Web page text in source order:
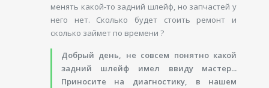
менять какой-то задний шлейф, но запчастей у
него нет. Сколько будет стоить ремонт и
сколько займет по времени ?
Добрый день, не совсем понятно какой
задний шлейф имел ввиду мастер...
Приносите на диагностику, в нашем